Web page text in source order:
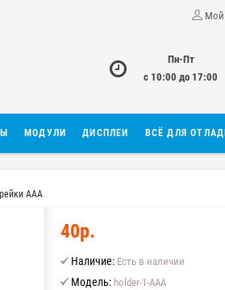
Мой
Пн-Пт
с 10:00 до 17:00
МОДУЛИ ДИСПЛЕИ ВСЁ ДЛЯ
AAA
40р.
Наличие: Есть в наличии
Модель: holder-1-AAA